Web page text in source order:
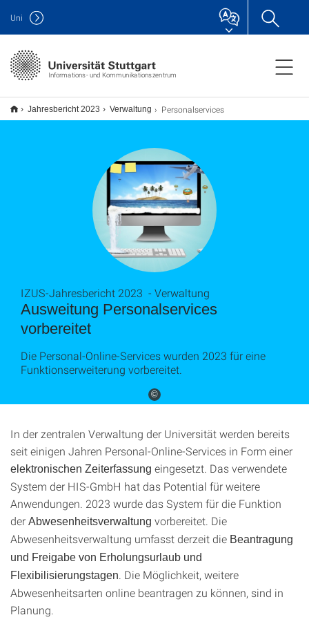
Informations- und Kommunikationszentrum
Uni
Jahresbericht 2023 Verwaltung Personalservices
©
Ausweitung Personalservices
vorbereitet
IZUS-Jahresbericht 2023 - Verwaltung
Die Personal-Online-Services wurden 2023 für eine
Funktionserweiterung vorbereitet.
In der zentralen Verwaltung der Universität werden bereits
seit einigen Jahren Personal-Online-Services in Form einer
elektronischen Zeiterfassung eingesetzt. Das verwendete
System der HIS-GmbH hat das Potential für weitere
Anwendungen. 2023 wurde das System für die Funktion
der Abwesenheitsverwaltung vorbereitet. Die
Abwesenheitsverwaltung umfasst derzeit die Beantragung
und Freigabe von Erholungsurlaub und
Flexibilisierungstagen . Die Möglichkeit, weitere
Abwesenheitsarten online beantragen zu können, sind in
Planung.